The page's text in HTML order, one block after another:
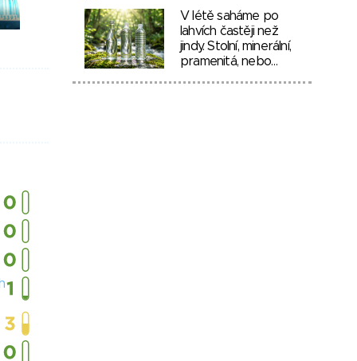
V létě saháme po
lahvích častěji než
jindy. Stolní, minerální,
pramenitá, nebo…